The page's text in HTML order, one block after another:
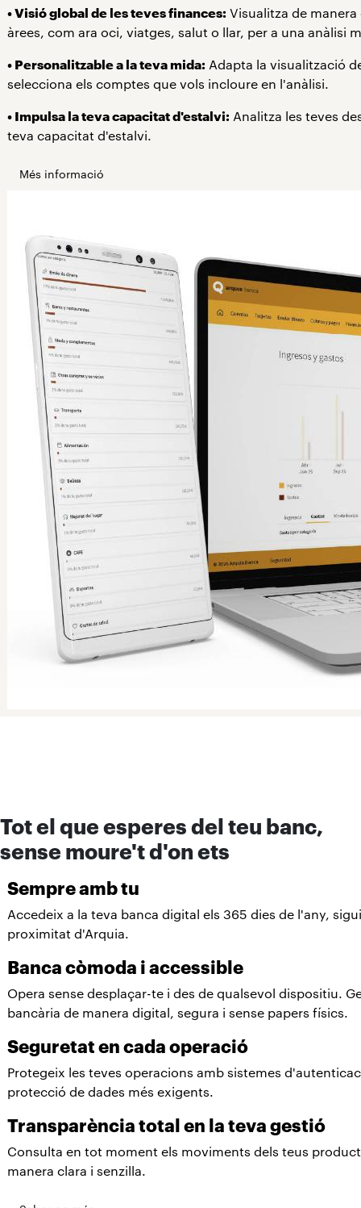
• Visió global de les teves finances:Visualitza de manera
àrees, com ara oci, viatges, salut o llar, per a una anàlisi
• Personalitzable a la teva mida:Adapta la visualització
selecciona els comptes que vols incloure en l'anàlisi.
• Impulsa la teva capacitat d'estalvi:Analitza les teves
teva capacitat d'estalvi.
Més informació
Tot el que esperes del teu banc,
sense moure't d'on ets
Sempre amb tu
Accedeix a la teva banca digital els 365 dies de l'any,
proximitat d'Arquia.
Banca còmoda i accessible
Opera sense desplaçar-te i des de qualsevol dispositiu.
bancària de manera digital, segura i sense papers físics.
Seguretat en cada operació
Protegeix les teves operacions amb sistemes
protecció de dades més exigents.
Transparència total en la teva gestió
Consulta en tot moment els moviments dels teus
manera clara i senzilla.